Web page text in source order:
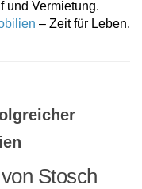
und Vermietung.
– Zeit für Leben.
Stosch